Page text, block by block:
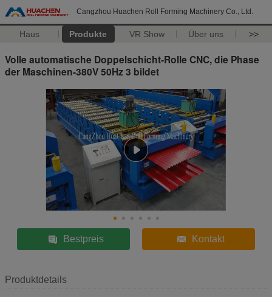
Cangzhou Huachen Roll Forming Machinery Co., Ltd.
Haus Produkte VR Show Über uns >>
Volle automatische Doppelschicht-Rolle CNC, die Phase
der Maschinen-380V 50Hz 3 bildet
Bestpreis Kontakt
Produktdetails